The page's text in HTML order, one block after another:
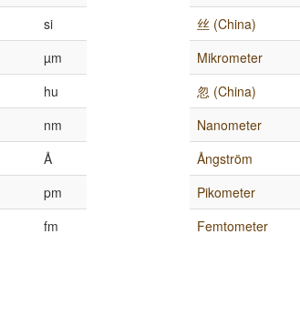
si
µm
hu
nm
Å
pm
fm
丝 (China)
Mikrometer
忽 (China)
Nanometer
Ångström
Pikometer
Femtometer